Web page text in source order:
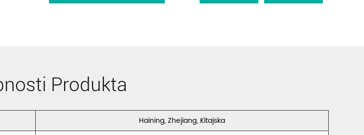
Tc/flis/črno
Produkta
Haining, Zhejiang, Kitajska